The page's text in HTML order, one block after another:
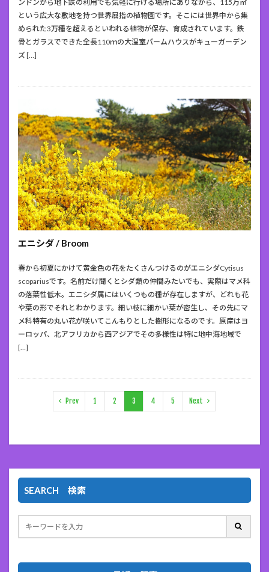
ンドンから地下鉄の利用でも気軽に行ける場所にありながら、115万㎡
という広大な敷地を持つ世界屈指の植物園です。そこには世界中から集
められた3万種を超えるといわれる植物が保存、育成されています。鉄
骨とガラスでできた全長110ｍの大温室パームハウスがキューガーデン
ズ […]
エニシダ / Broom
春から初夏にかけて黄金色の花をたくさんつけるのがエニシダCytisus
scopariusです。名前だけ聞くとシダ類の仲間みたいでも、実際はマメ科
の落葉性低木。エニシダ属にはいくつもの種が存在しますが、どれも花
や葉の形でそれとわかります。細い枝に細かい葉が密生し、その先にマ
メ科特有の丸い花が咲いてこんもりとした樹形になるのです。原産はヨ
ーロッパ、北アフリカから西アジアでその多様性は特に地中海地域で
[…]
Prev 1 2 3 4 5 Next
SEARCH 検索